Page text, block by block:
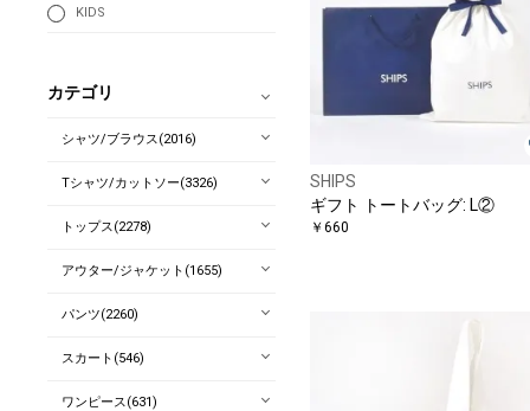
SHIPS
ギフト トートバッグ: L②
￥660
KIDS
カテゴリ
シャツ/ブラウス(2016)
Tシャツ/カットソー(3326)
トップス(2278)
アウター/ジャケット(1655)
パンツ(2260)
スカート(546)
ワンピース(631)